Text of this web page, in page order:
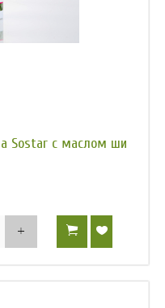
Sostar с маслом ши